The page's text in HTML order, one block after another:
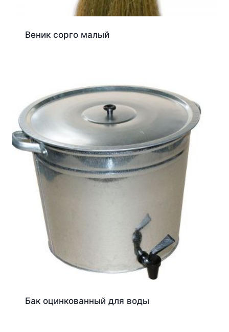
Веник сорго малый
Бак оцинкованный для воды